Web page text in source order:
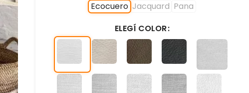
Ecocuero Jacquard Pana
ELEGÍ COLOR